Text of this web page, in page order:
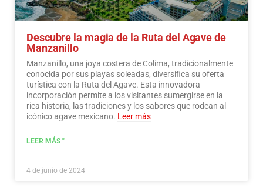
Descubre la magia de la Ruta del Agave de
Manzanillo
Manzanillo, una joya costera de Colima, tradicionalmente
conocida por sus playas soleadas, diversifica su oferta
turística con la Ruta del Agave. Esta innovadora
incorporación permite a los visitantes sumergirse en la
rica historia, las tradiciones y los sabores que rodean al
icónico agave mexicano. Leer más
LEER MÁS "
4 de junio de 2024